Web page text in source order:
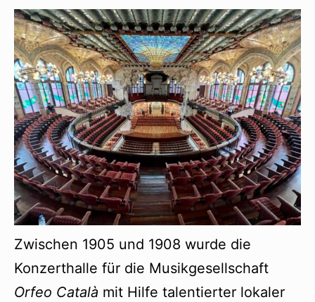
Zwischen 1905 und 1908 wurde die
Konzerthalle für die Musikgesellschaft
Orfeo Català mit Hilfe talentierter lokaler